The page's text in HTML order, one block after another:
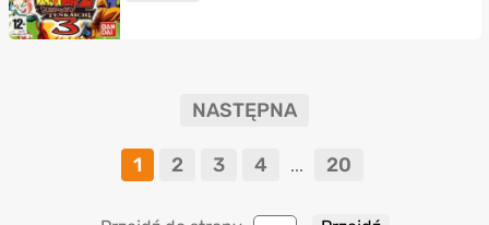
NASTĘPNA
1 2 3 4 ... 20